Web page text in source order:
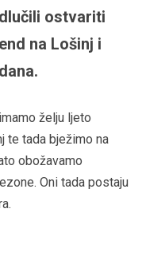
ostvariti
na Lošinj i
želju ljeto
te tada bježimo na
obožavamo
Oni tada postaju